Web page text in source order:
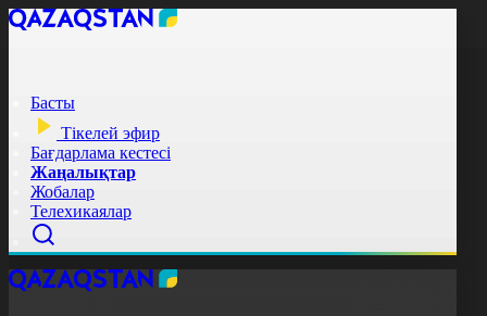
Басты
Тікелей эфир
Бағдарлама кестесі
Жаңалықтар
Жобалар
Телехикаялар